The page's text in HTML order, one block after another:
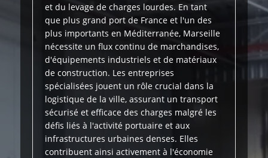
et du levage de charges lourdes. En tant
que plus grand port de France et l'un des
plus importants en Méditerranée, Marseille
nécessite un flux continu de marchandises,
d'équipements industriels et de matériaux
de construction. Les entreprises
spécialisées jouent un rôle crucial dans la
logistique de la ville, assurant un transport
sécurisé et efficace des charges malgré les
défis liés à l'activité portuaire et aux
infrastructures urbaines denses. Elles
contribuent ainsi activement à l'économie